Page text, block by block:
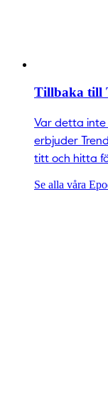
Tillbaka till
Var detta inte
erbjuder
titt och hitta
Se alla våra